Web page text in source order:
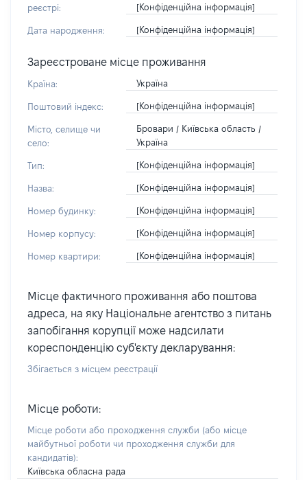
реєстрі:
[Конфіденційна інформація]
Дата народження: [Конфіденційна інформація]
Зареєстроване місце проживання
Країна: Україна
Поштовий індекс: [Конфіденційна інформація]
Місто, селище чи
село:
Бровари / Київська область /
Україна
Тип: [Конфіденційна інформація]
Назва: [Конфіденційна інформація]
Номер будинку: [Конфіденційна інформація]
Номер корпусу: [Конфіденційна інформація]
Номер квартири: [Конфіденційна інформація]
Місце фактичного проживання або поштова
адреса, на яку Національне агентство з питань
запобігання корупції може надсилати
кореспонденцію суб'єкту декларування:
Збігається з місцем реєстрації
Місце роботи:
Місце роботи або проходження служби (або місце
майбутньої роботи чи проходження служби для
кандидатів):
Київська обласна рада